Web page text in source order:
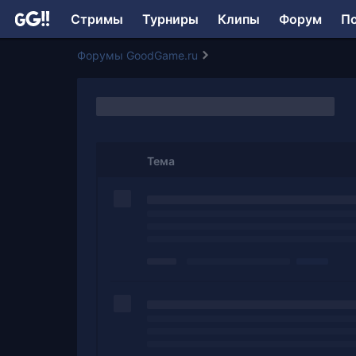
Стримы Турниры Клипы Форум
Форумы GoodGame.ru
Тема